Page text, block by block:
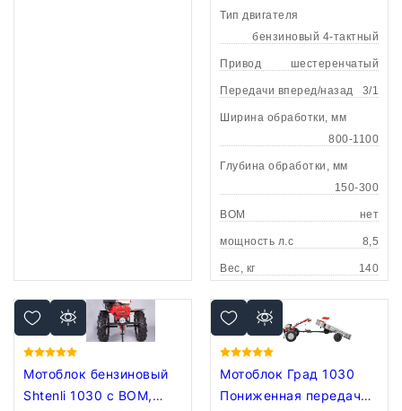
Тип двигателя
бензиновый 4-тактный
Привод шестеренчатый
Передачи вперед/назад 3/1
Ширина обработки, мм
800-1100
Глубина обработки, мм
150-300
ВОМ нет
мощность л.с 8,5
Вес, кг 140
Мотоблок бензиновый
Shtenli 1030 с ВОМ,
Мотоблок Град 1030
Пониженная передача